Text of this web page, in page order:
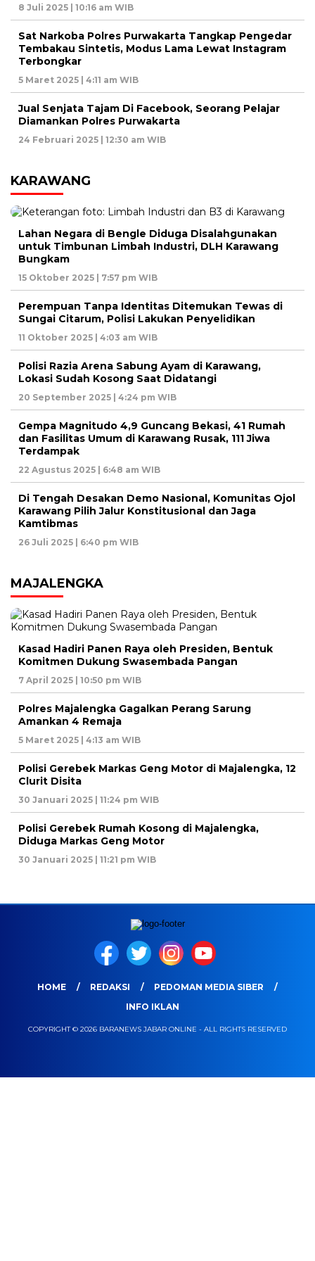
8 Juli 2025 | 10:16 am WIB
Sat Narkoba Polres Purwakarta Tangkap Pengedar
Tembakau Sintetis, Modus Lama Lewat Instagram
Terbongkar
5 Maret 2025 | 4:11 am WIB
Jual Senjata Tajam Di Facebook, Seorang Pelajar
Diamankan Polres Purwakarta
24 Februari 2025 | 12:30 am WIB
KARAWANG
Lahan Negara di Bengle Diduga Disalahgunakan
untuk Timbunan Limbah Industri, DLH Karawang
Bungkam
15 Oktober 2025 | 7:57 pm WIB
Perempuan Tanpa Identitas Ditemukan Tewas di
Sungai Citarum, Polisi Lakukan Penyelidikan
11 Oktober 2025 | 4:03 am WIB
Polisi Razia Arena Sabung Ayam di Karawang,
Lokasi Sudah Kosong Saat Didatangi
20 September 2025 | 4:24 pm WIB
Gempa Magnitudo 4,9 Guncang Bekasi, 41 Rumah
dan Fasilitas Umum di Karawang Rusak, 111 Jiwa
Terdampak
22 Agustus 2025 | 6:48 am WIB
Di Tengah Desakan Demo Nasional, Komunitas Ojol
Karawang Pilih Jalur Konstitusional dan Jaga
Kamtibmas
26 Juli 2025 | 6:40 pm WIB
MAJALENGKA
Kasad Hadiri Panen Raya oleh Presiden, Bentuk
Komitmen Dukung Swasembada Pangan
7 April 2025 | 10:50 pm WIB
Polres Majalengka Gagalkan Perang Sarung
Amankan 4 Remaja
5 Maret 2025 | 4:13 am WIB
Polisi Gerebek Markas Geng Motor di Majalengka, 12
Clurit Disita
30 Januari 2025 | 11:24 pm WIB
Polisi Gerebek Rumah Kosong di Majalengka,
Diduga Markas Geng Motor
30 Januari 2025 | 11:21 pm WIB
HOME REDAKSI
PEDOMAN MEDIA SIBER
INFO IKLAN
COPYRIGHT © 2026 BARANEWS JABAR ONLINE - ALL RIGHTS RESERVED